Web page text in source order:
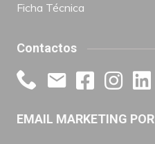
Ficha Técnica
Contactos
EMAIL MARKETING POR